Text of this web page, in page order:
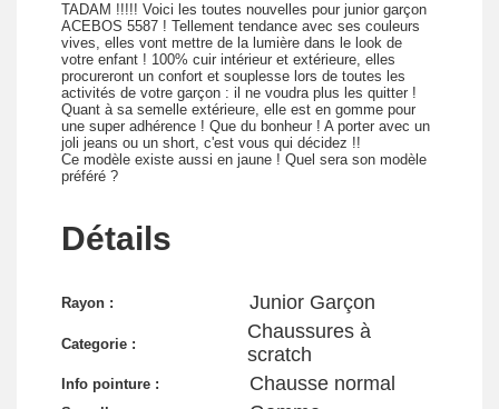
TADAM !!!!! Voici les toutes nouvelles pour junior garçon
ACEBOS 5587 ! Tellement tendance avec ses couleurs
vives, elles vont mettre de la lumière dans le look de
votre enfant ! 100% cuir intérieur et extérieure, elles
procureront un confort et souplesse lors de toutes les
activités de votre garçon : il ne voudra plus les quitter !
Quant à sa semelle extérieure, elle est en gomme pour
une super adhérence ! Que du bonheur ! A porter avec un
joli jeans ou un short, c'est vous qui décidez !!
Ce modèle existe aussi en jaune ! Quel sera son modèle
préféré ?
Détails
Rayon : Junior Garçon
Categorie :
Chaussures à
scratch
Info pointure : Chausse normal